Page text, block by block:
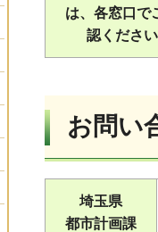
は、各窓口で
認ください
お問い
埼玉県
都市計画課